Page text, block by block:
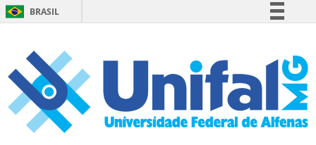
BRASIL
Participe
Acesso à informação
Legislação